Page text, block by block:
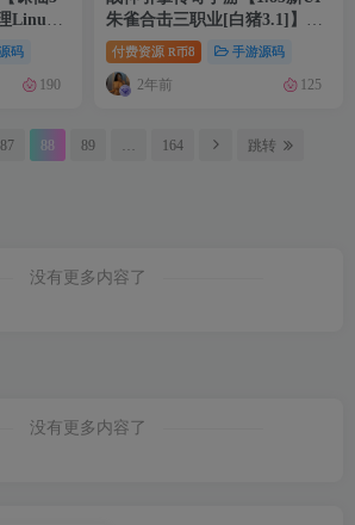
Linux
工
码
190
朱雀合击三职业[白猪3.1]】最
新整理Win一键服务端+GM授
权后台+安卓苹果双端+详细搭
建教程
付费资源 R币8 手游源码
2年前 125
87 88 89 … 164 跳转
没有更多内容了
没有更多内容了